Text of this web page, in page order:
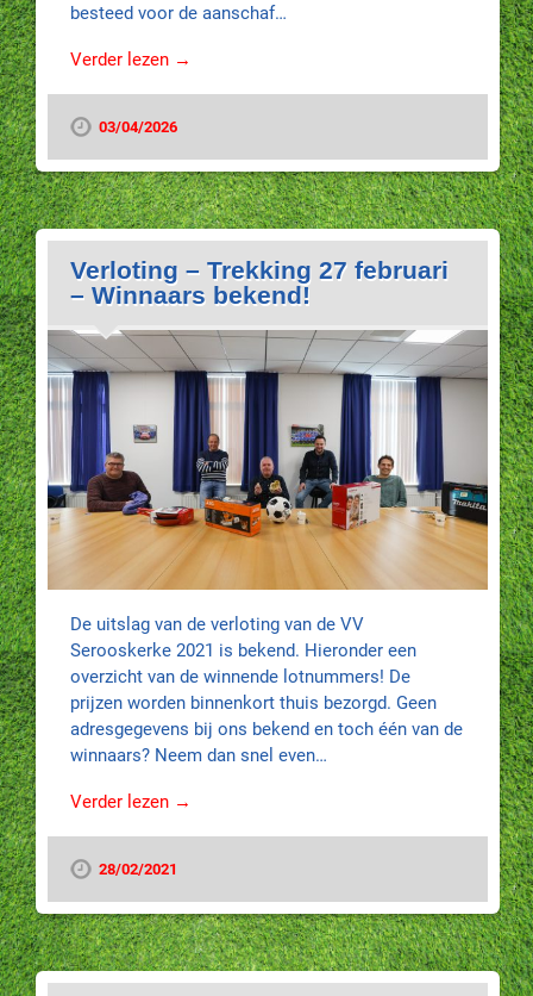
besteed voor de aanschaf…
Verder lezen →
03/04/2026
Verloting – Trekking 27 februari
– Winnaars bekend!
De uitslag van de verloting van de VV
Serooskerke 2021 is bekend. Hieronder een
overzicht van de winnende lotnummers! De
prijzen worden binnenkort thuis bezorgd. Geen
adresgegevens bij ons bekend en toch één van de
winnaars? Neem dan snel even…
Verder lezen →
28/02/2021